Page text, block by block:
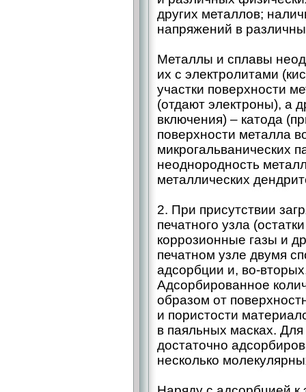
других металлов;
напряжений в
Металлы и сплавы
их с электролитами
участки поверхности
(отдают электроны), а
включения) – ​катода
поверхности металла
микрогальванических
неоднородность
металлических
2. При присутствии
печатного узла
коррозионные газы и
печатном узле двумя
адсорбции и,
Адсорбированное
образом от
и пористости
в паяльных масках.
достаточно
несколько